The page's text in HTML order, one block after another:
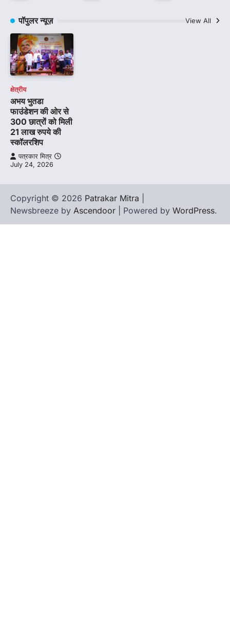
पॉपुलर न्यूज़ View All
क्षेत्रीय
अभय भुतडा
फाउंडेशन की ओर से
300 छात्रों को मिली
21 लाख रुपये की
स्कॉलरशिप
पत्रकार मित्र
July 24, 2026
Copyright © 2026 Patrakar Mitra
Newsbreeze by Ascendoor | Powered by WordPress.